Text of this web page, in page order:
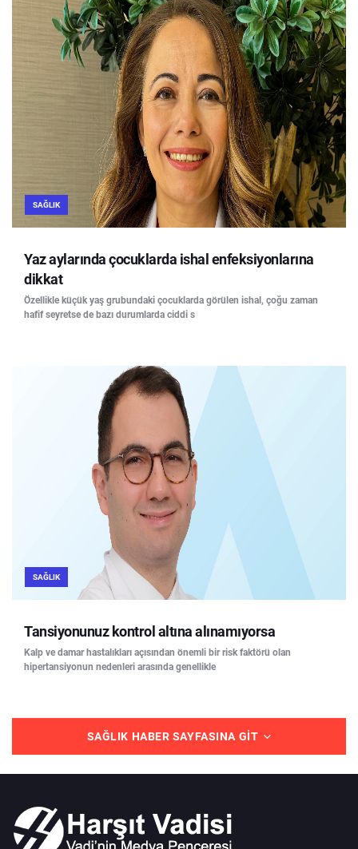
SAĞLIK
Yaz aylarında çocuklarda ishal enfeksiyonlarına
dikkat
Özellikle küçük yaş grubundaki çocuklarda görülen ishal, çoğu zaman
hafif seyretse de bazı durumlarda ciddi s
SAĞLIK
Tansiyonunuz kontrol altına alınamıyorsa
Kalp ve damar hastalıkları açısından önemli bir risk faktörü olan
hipertansiyonun nedenleri arasında genellikle
SAĞLIK HABER SAYFASINA GIT